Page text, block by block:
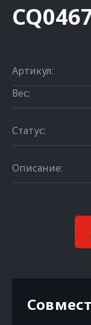
Артикул:
Вес:
Статус:
Описание: